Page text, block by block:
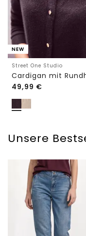
NEW
Street One Studio
49,99 €
Unsere